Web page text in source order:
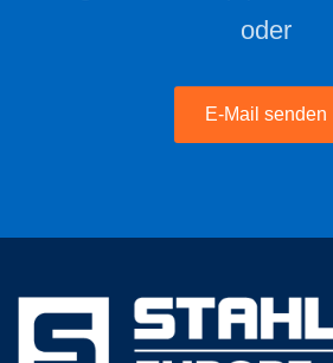
oder
E-Mail senden